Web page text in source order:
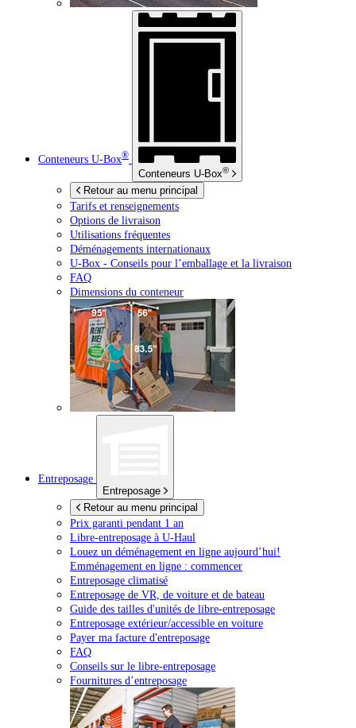
Conteneurs U-Box®
Conteneurs U-Box®
Retour au menu principal
Tarifs et renseignements
Options de livraison
Utilisations fréquentes
Déménagements internationaux
U-Box - Conseils pour l’emballage et la livraison
FAQ
Dimensions du conteneur
Entreposage
Entreposage
Retour au menu principal
Prix garanti pendant 1 an
Libre-entreposage à U-Haul
Louez un déménagement en ligne aujourd’hui!
Emménagement en ligne : commencer
Entreposage climatisé
Entreposage de VR, de voiture et de bateau
Guide des tailles d'unités de libre-entreposage
Entreposage extérieur/accessible en voiture
Payer ma facture d'entreposage
FAQ
Conseils sur le libre-entreposage
Fournitures d’entreposage